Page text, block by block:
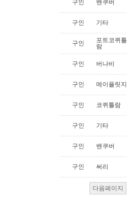
구인 밴쿠버
구인 기타
구인
포트코퀴틀
람
구인 버나비
구인 메이플릿지
구인 코퀴틀람
구인 기타
구인 밴쿠버
구인 써리
다음페이지